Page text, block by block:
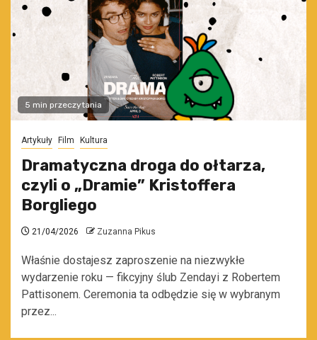
5 min przeczytania
Artykuły Film Kultura
Dramatyczna droga do ołtarza,
czyli o „Dramie” Kristoffera
Borgliego
21/04/2026 Zuzanna Pikus
Właśnie dostajesz zaproszenie na niezwykłe
wydarzenie roku — fikcyjny ślub Zendayi z Robertem
Pattisonem. Ceremonia ta odbędzie się w wybranym
przez...